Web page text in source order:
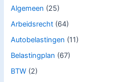
Algemeen (25)
Arbeidsrecht (64)
Autobelastingen (11)
Belastingplan (67)
BTW (2)